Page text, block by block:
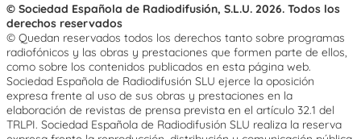
© Sociedad Española de Radiodifusión, S.L.U. 2026. Todos los
derechos reservados
© Quedan reservados todos los derechos tanto sobre programas
radiofónicos y las obras y prestaciones que formen parte de ellos,
como sobre los contenidos publicados en esta página web.
Sociedad Española de Radiodifusión SLU ejerce la oposición
expresa frente al uso de sus obras y prestaciones en la
elaboración de revistas de prensa prevista en el artículo 32.1 del
TRLPI. Sociedad Española de Radiodifusión SLU realiza la reserva